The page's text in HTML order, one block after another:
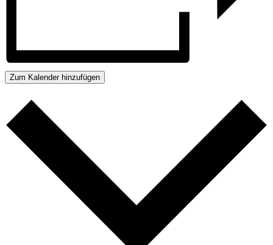
Zum Kalender hinzufügen